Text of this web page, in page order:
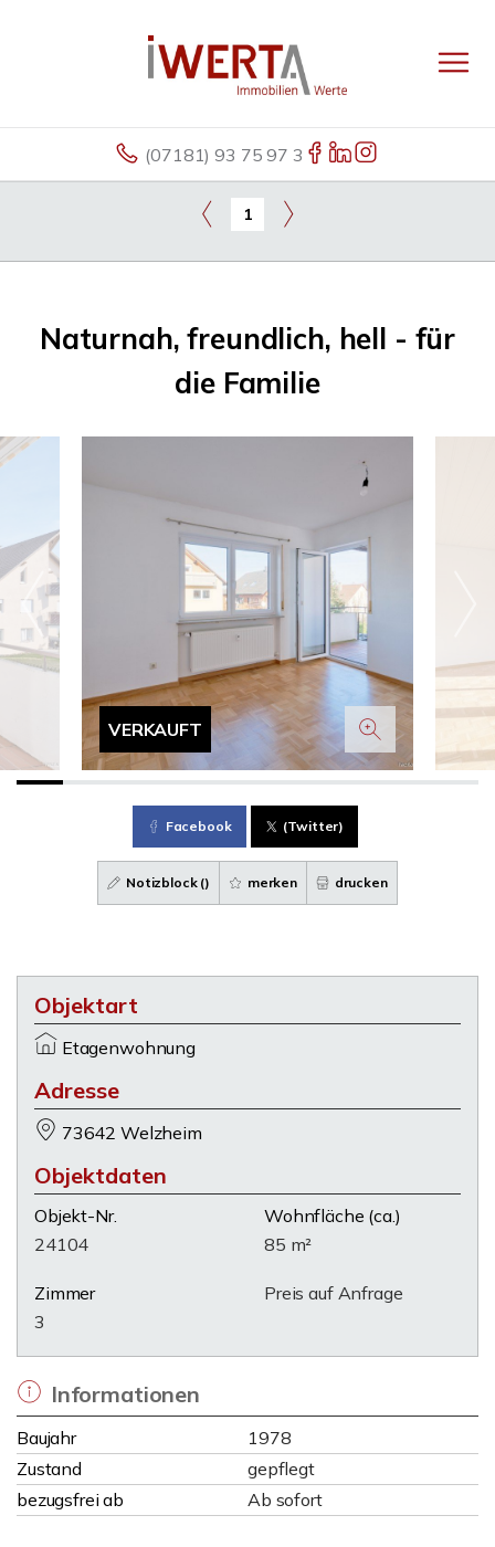
(07181) 93 75 97 3
1
Naturnah, freundlich, hell - für
die Familie
VERKAUFT
Facebook (Twitter)
Notizblock () merken drucken
Objektart
Etagenwohnung
Adresse
73642 Welzheim
Objektdaten
Objekt-Nr.
24104
Wohnfläche (ca.)
85 m²
Zimmer
3
Preis auf Anfrage
Informationen
Baujahr
1978
Zustand
gepflegt
bezugsfrei ab
Ab sofort